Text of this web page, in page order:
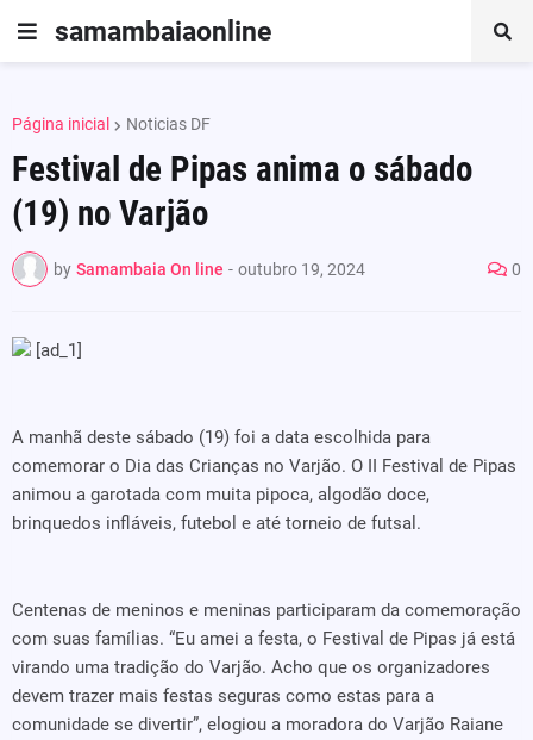
samambaiaonline
Página inicial Noticias DF
Festival de Pipas anima o sábado
(19) no Varjão
by Samambaia On line - outubro 19, 2024 0
[ad_1]
A manhã deste sábado (19) foi a data escolhida para
comemorar o Dia das Crianças no Varjão. O II Festival de Pipas
animou a garotada com muita pipoca, algodão doce,
brinquedos infláveis, futebol e até torneio de futsal.
Centenas de meninos e meninas participaram da comemoração
com suas famílias. “Eu amei a festa, o Festival de Pipas já está
virando uma tradição do Varjão. Acho que os organizadores
devem trazer mais festas seguras como estas para a
comunidade se divertir”, elogiou a moradora do Varjão Raiane